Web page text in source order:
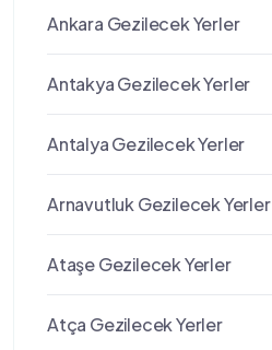
Ankara Gezilecek Yerler
Antakya Gezilecek Yerler
Antalya Gezilecek Yerler
Arnavutluk Gezilecek Yerler
Ataşe Gezilecek Yerler
Atça Gezilecek Yerler